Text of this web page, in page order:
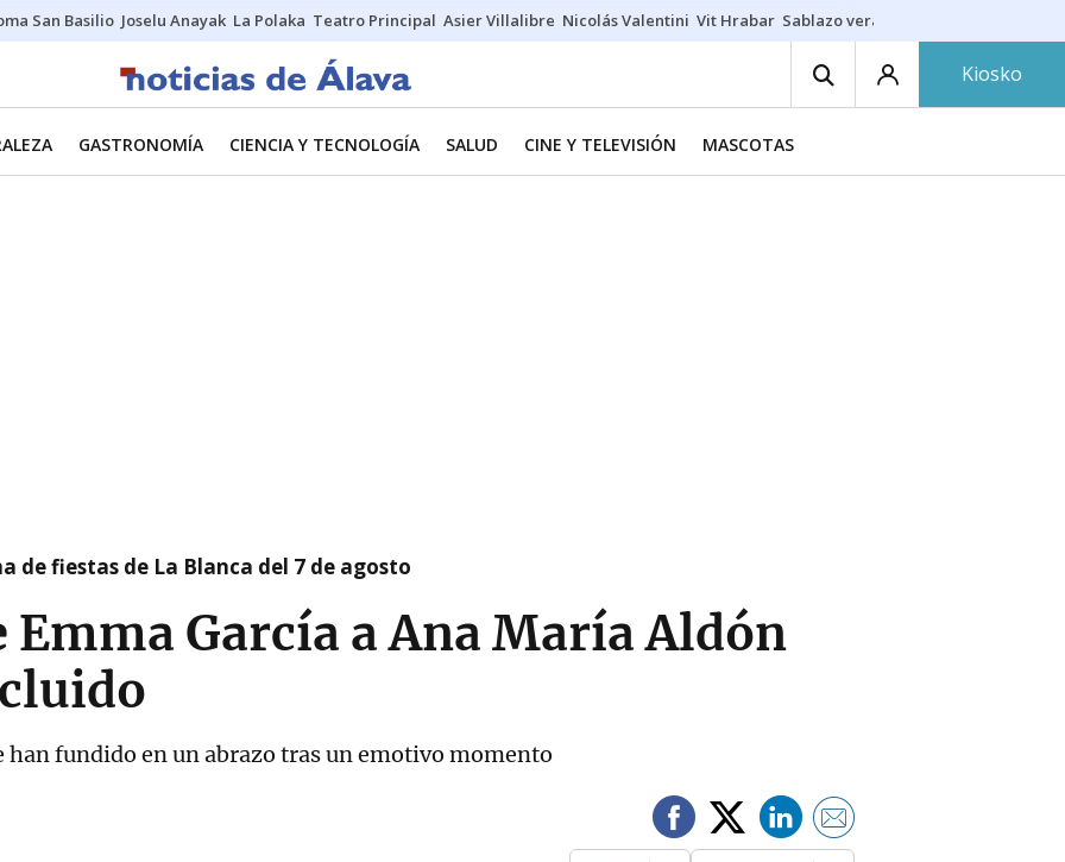
San Basilio Joselu Anayak La Polaka Teatro Principal Asier Villalibre Nicolás Valentini Vit Hrabar Sablazo veraniego
Kiosko
GASTRONOMÍA CIENCIA Y TECNOLOGÍA SALUD CINE Y TELEVISIÓN MASCOTAS
de fiestas de La Blanca del 7 de agosto
Emma García a Ana María Aldón
han fundido en un abrazo tras un emotivo momento